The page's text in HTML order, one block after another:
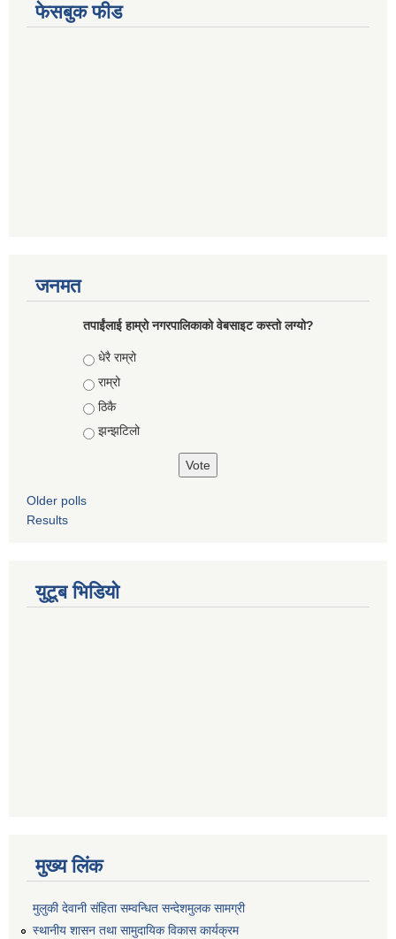
फेसबुक फीड
जनमत
तपाईंलाई हाम्रो नगरपालिकाको वेबसाइट कस्तो लग्यो?
Choices
धेरै राम्रो
राम्रो
ठिकै
झन्झटिलो
Older polls
Results
युटूब भिडियो
मुख्य लिंक
मुलुकी देवानी संहिता सम्वन्धित सन्देशमुलक सामग्री
स्थानीय शासन तथा सामुदायिक विकास कार्यक्रम